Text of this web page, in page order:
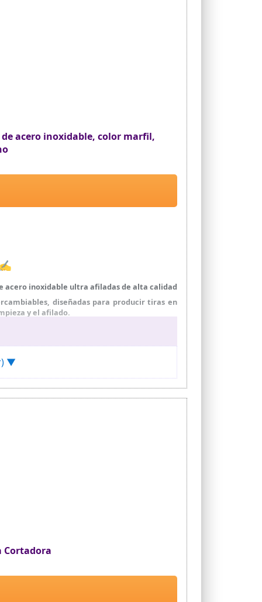
acero inoxidable, color marfil,
✍
acero inoxidable ultra afiladas de alta calidad
diseñadas para producir tiras en
y el afilado.
de ajustar de cada lado de la cuchilla
▼
Cortadora